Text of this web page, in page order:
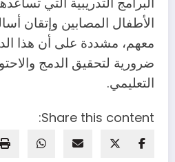
الأطفال المصابين وإتقان
معهم، مشددة على أن هذا
ضرورية لتحقيق الدمج
التعليمي.
Share this content: